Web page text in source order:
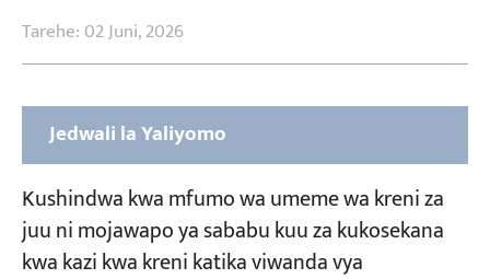
Tarehe: 02 Juni, 2026
Jedwali la Yaliyomo
kwa Mfumo wa Umeme wa Kreni ya Juu
1. Hitilafu za Mota za Kiyoyozi
Kushindwa kwa mfumo wa umeme wa kreni za
juu ni mojawapo ya sababu kuu za kukosekana
kwa kazi kwa kreni katika viwanda vya